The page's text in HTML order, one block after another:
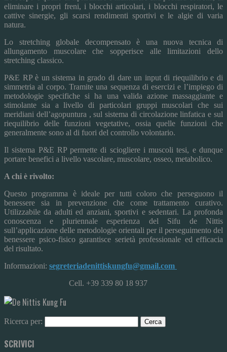
eliminare i propri freni, i blocchi articolari, i blocchi respiratori, le
cattive sinergie, gli scarsi rendimenti sportivi e le algie di varia
natura.
Lo stretching globale decompensato è una nuova tecnica di
allungamento muscolare che sopperisce alle limitazioni dello
stretching classico.
P&E RP è un sistema in grado di dare un input di riequilibrio e di
simmetria al corpo. Tramite una sequenza di esercizi e l’impiego di
metodologie specifiche si ha una valida azione massaggiante e
stimolante sia a livello di particolari gruppi muscolari che sui
meridiani dell’agopuntura , sul sistema di circolazione linfatica e sul
riequilibrio delle funzioni vegetative, ossia quelle funzioni che
generalmente sono al di fuori del controllo volontario.
Il sistema P&E RP permette di sciogliere i muscoli tesi, e dunque
portare benefici a livello vascolare, muscolare, osseo, metabolico.
A chi è rivolto:
Questo programma è ideale per tutti coloro che perseguono il
benessere sia in prevenzione che come trattamento curativo.
Utilizzabile da adulti ed anziani, sportivi e sedentari. La profonda
conoscenza e pluriennale esperienza del Sifu de Nittis
sull’applicazione delle metodologie orientali per il perseguimento del
benessere psico-fisico garantisce serietà professionale ed efficacia
del risultato.
Informazioni: segreteriadenittiskungfu@gmail.com
Cell. +39 339 80 18 937
Ricerca per:
SCRIVICI